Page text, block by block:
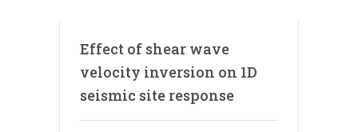
Effect of shear wave
velocity inversion on 1D
seismic site response